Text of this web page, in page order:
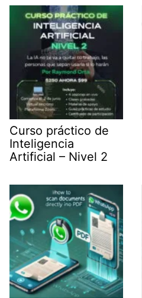
e
r
)
n
Curso práctico de
Inteligencia
Artificial – Nivel 2